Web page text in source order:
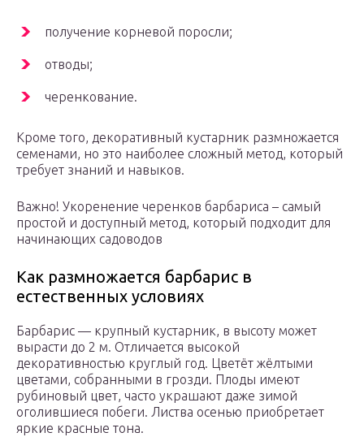
получение корневой поросли;
отводы;
черенкование.
Кроме того, декоративный кустарник размножается
семенами, но это наиболее сложный метод, который
требует знаний и навыков.
Важно! Укоренение черенков барбариса – самый
простой и доступный метод, который подходит для
начинающих садоводов
Как размножается барбарис в
естественных условиях
Барбарис — крупный кустарник, в высоту может
вырасти до 2 м. Отличается высокой
декоративностью круглый год. Цветёт жёлтыми
цветами, собранными в грозди. Плоды имеют
рубиновый цвет, часто украшают даже зимой
оголившиеся побеги. Листва осенью приобретает
яркие красные тона.